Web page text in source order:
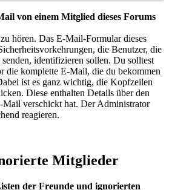
von einem Mitglied dieses Forums
hören. Das E-Mail-Formular dieses
die Benutzer, die
identifizieren sollen. Du solltest
die komplette E-Mail, die du bekommen
ist es ganz wichtig, die Kopfzeilen
Diese enthalten Details über den
Mail verschickt hat. Der Administrator
reagieren.
Mitglieder
der Freunde und ignorierten